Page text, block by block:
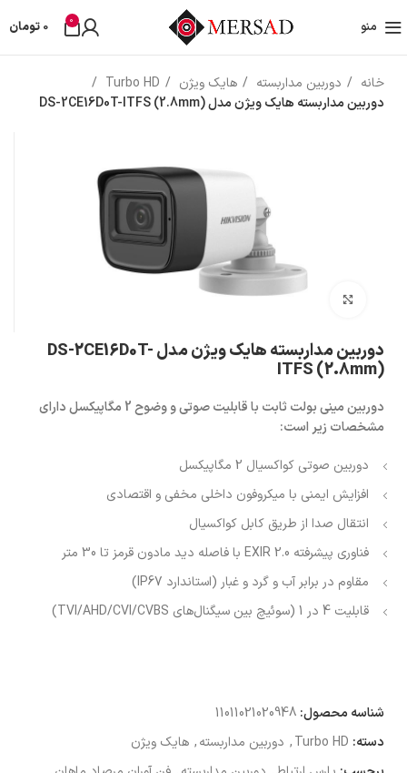
منو 0
0 تومان
خانه دوربین مداربسته هایک ویژن
Turbo HD
دوربین مداربسته هایک ویژن مدل DS-2CE16D0T-ITFS (2.8mm)
بزرگنمایی تصویر
دوربین مداربسته هایک ویژن مدل DS-2CE16D0T-
ITFS (2.8mm)
دوربین مینی بولت ثابت با قابلیت صوتی و وضوح 2 مگاپیکسل دارای
مشخصات زیر است:
دوربین صوتی کواکسیال 2 مگاپیکسل
افزایش ایمنی با میکروفون داخلی مخفی و اقتصادی
انتقال صدا از طریق کابل کواکسیال
فناوری پیشرفته EXIR 2.0 با فاصله دید مادون قرمز تا 30 متر
مقاوم در برابر آب و گرد و غبار (استاندارد IP67)
قابلیت 4 در 1 (سوئیچ بین سیگنال‌های TVI/AHD/CVI/CVBS)
شناسه محصول: 11011021020948
دسته: Turbo HD
, دوربین مداربسته, هایک ویژن